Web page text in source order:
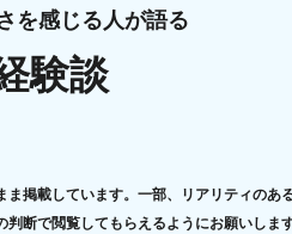
を感じる人が語る
験談
掲載しています。一部、リアリティのあ
断で閲覧してもらえるようにお願いします